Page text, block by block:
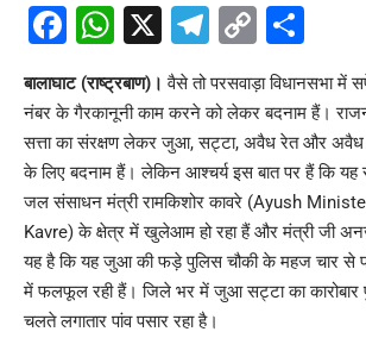
Facebook
WhatsApp
X Telegram
Copy
Link
बालाघाट (राष्ट्रबाण)। वैसे तो परसवाड़ा विधानसभा में
नंबर के गैरकानूनी काम करने को लेकर बदनाम हैं।
सत्ता का संरक्षण लेकर जुआ, सट्टा, अवैध रेत और अवैध
के लिए बदनाम हैं। लेकिन आश्चर्य इस बात पर हैं कि
जल संसाधन मंत्री रामकिशोर कावरे (Ayush
Kavre) के क्षेत्र में खुलेआम हो रहा हैं और मंत्री जी
यह है कि यह जुआ की फड़े पुलिस चौकी के महज चार से
में फलफूल रही हैं। जिले भर में जुआ सट्टा का
चलते लगातार पांव पसार रहा है।